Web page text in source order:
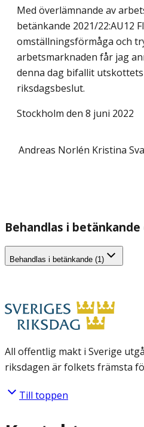
Med överlämnande av
betänkande 2021/22:AU12
omställningsförmåga och
arbetsmarknaden får jag
denna dag bifallit
riksdagsbeslut.
Stockholm den 8 juni 2022
Andreas Norlén Kristina
Behandlas i betänkande
Behandlas i betänkande (1)
All offentlig makt i Sverige
riksdagen är folkets främsta
Till toppen